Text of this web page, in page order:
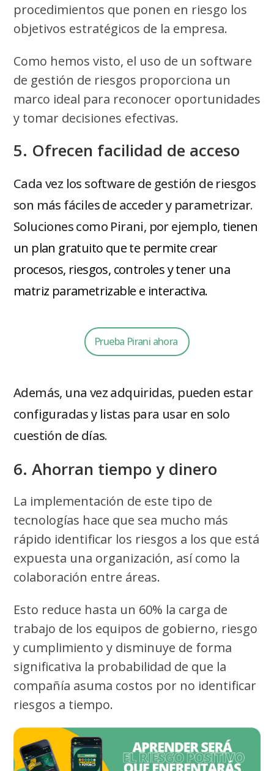
procedimientos que ponen en riesgo los
objetivos estratégicos de la empresa.
Como hemos visto, el uso de un software
de gestión de riesgos proporciona un
marco ideal para reconocer oportunidades
y tomar decisiones efectivas.
5. Ofrecen facilidad de acceso
Cada vez los software de gestión de riesgos
son más fáciles de acceder y parametrizar.
Soluciones como Pirani, por ejemplo, tienen
un plan gratuito que te permite crear
procesos, riesgos, controles y tener una
matriz parametrizable e interactiva.
Prueba Pirani ahora
Además, una vez adquiridas, pueden estar
configuradas y listas para usar en solo
cuestión de días.
6. Ahorran tiempo y dinero
La implementación de este tipo de
tecnologías hace que sea mucho más
rápido identificar los riesgos a los que está
expuesta una organización, así como la
colaboración entre áreas.
Esto reduce hasta un 60% la carga de
trabajo de los equipos de gobierno, riesgo
y cumplimiento y disminuye de forma
significativa la probabilidad de que la
compañía asuma costos por no identificar
riesgos a tiempo.